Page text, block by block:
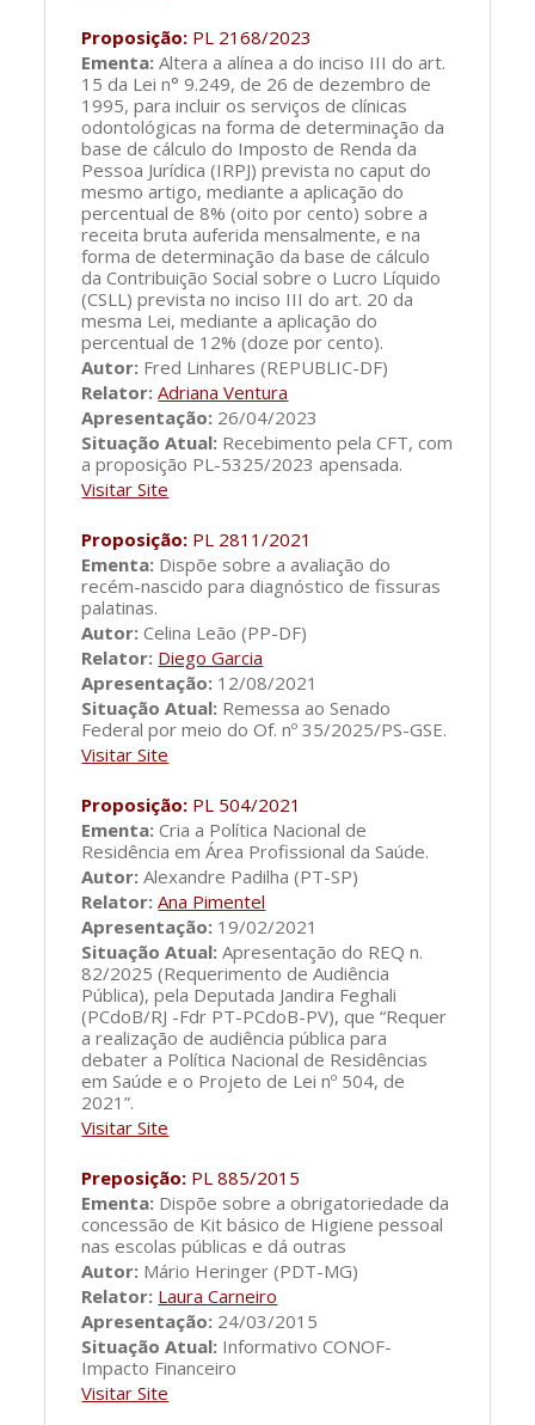
Proposição: PL 2168/2023
Ementa: Altera a alínea a do inciso III do art.
15 da Lei n° 9.249, de 26 de dezembro de
1995, para incluir os serviços de clínicas
odontológicas na forma de determinação da
base de cálculo do Imposto de Renda da
Pessoa Jurídica (IRPJ) prevista no caput do
mesmo artigo, mediante a aplicação do
percentual de 8% (oito por cento) sobre a
receita bruta auferida mensalmente, e na
forma de determinação da base de cálculo
da Contribuição Social sobre o Lucro Líquido
(CSLL) prevista no inciso III do art. 20 da
mesma Lei, mediante a aplicação do
percentual de 12% (doze por cento).
Autor: Fred Linhares (REPUBLIC-DF)
Relator: Adriana Ventura
Apresentação: 26/04/2023
Situação Atual: Recebimento pela CFT, com
a proposição PL-5325/2023 apensada.
Visitar Site
Proposição: PL 2811/2021
Ementa: Dispõe sobre a avaliação do
recém-nascido para diagnóstico de fissuras
palatinas.
Autor: Celina Leão (PP-DF)
Relator: Diego Garcia
Apresentação: 12/08/2021
Situação Atual: Remessa ao Senado
Federal por meio do Of. nº 35/2025/PS-GSE.
Visitar Site
Proposição: PL 504/2021
Ementa: Cria a Política Nacional de
Residência em Área Profissional da Saúde.
Autor: Alexandre Padilha (PT-SP)
Relator: Ana Pimentel
Apresentação: 19/02/2021
Situação Atual: Apresentação do REQ n.
82/2025 (Requerimento de Audiência
Pública), pela Deputada Jandira Feghali
(PCdoB/RJ -Fdr PT-PCdoB-PV), que “Requer
a realização de audiência pública para
debater a Política Nacional de Residências
em Saúde e o Projeto de Lei nº 504, de
2021”.
Visitar Site
Preposição: PL 885/2015
Ementa: Dispõe sobre a obrigatoriedade da
concessão de Kit básico de Higiene pessoal
nas escolas públicas e dá outras
Autor: Mário Heringer (PDT-MG)
Relator: Laura Carneiro
Apresentação: 24/03/2015
Situação Atual: Informativo CONOF-
Impacto Financeiro
Visitar Site